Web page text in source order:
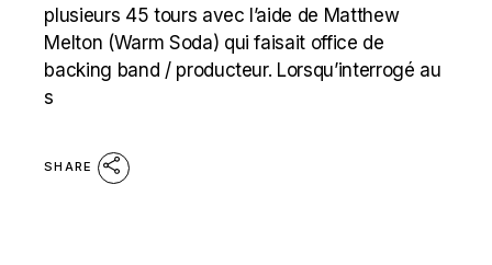
plusieurs 45 tours avec l’aide de Matthew
Melton (Warm Soda) qui faisait office de
backing band / producteur. Lorsqu’interrogé au
s
SHARE